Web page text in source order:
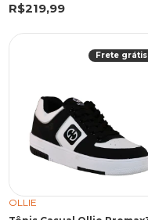
R$219,99
Frete grátis
OLLIE